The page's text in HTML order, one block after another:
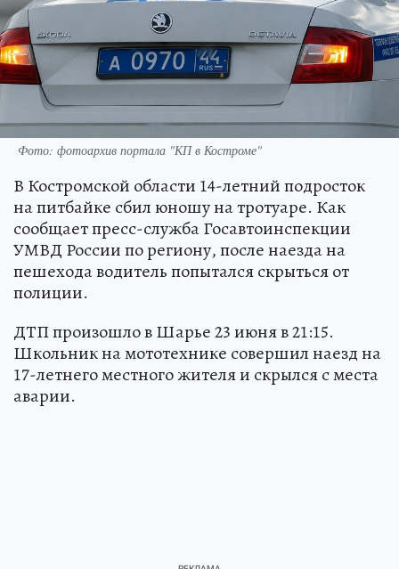
Фото: фотоархив портала "КП в Костроме"
В Костромской области 14-летний подросток
на питбайке сбил юношу на тротуаре. Как
сообщает пресс-служба Госавтоинспекции
УМВД России по региону, после наезда на
пешехода водитель попытался скрыться от
полиции.
ДТП произошло в Шарье 23 июня в 21:15.
Школьник на мототехнике совершил наезд на
17-летнего местного жителя и скрылся с места
аварии.